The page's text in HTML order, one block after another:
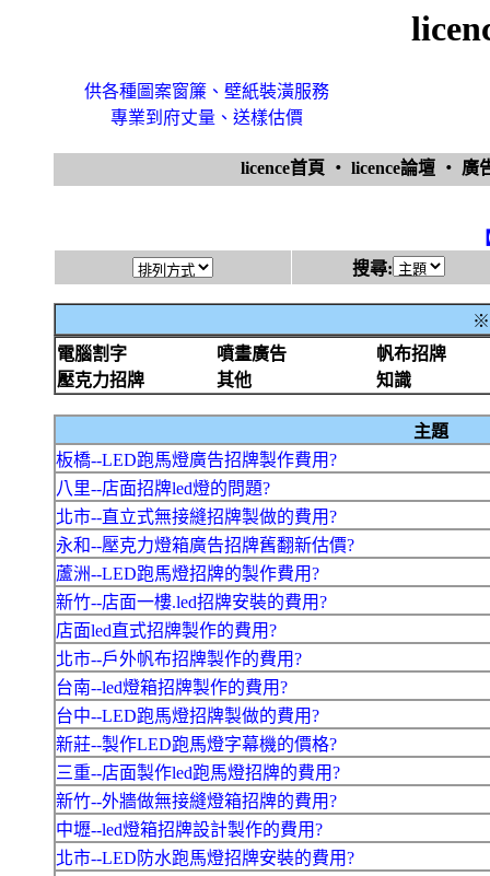
供各種圖案窗簾、壁紙裝潢服務
專業到府丈量、送樣估價
licence首頁 ‧ licence論壇 ‧ 廣
搜尋:
※
電腦割字
噴畫廣告
帆布招牌
壓克力招牌
其他 知識
主題
板橋--LED跑馬燈廣告招牌製作費用?
八里--店面招牌led燈的問題?
北市--直立式無接縫招牌製做的費用?
永和--壓克力燈箱廣告招牌舊翻新估價?
蘆洲--LED跑馬燈招牌的製作費用?
新竹--店面一樓.led招牌安裝的費用?
店面led直式招牌製作的費用?
北市--戶外帆布招牌製作的費用?
台南--led燈箱招牌製作的費用?
台中--LED跑馬燈招牌製做的費用?
新莊--製作LED跑馬燈字幕機的價格?
三重--店面製作led跑馬燈招牌的費用?
新竹--外牆做無接縫燈箱招牌的費用?
中壢--led燈箱招牌設計製作的費用?
北市--LED防水跑馬燈招牌安裝的費用?